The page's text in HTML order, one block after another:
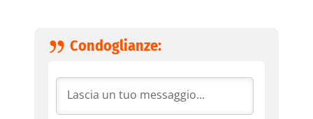
Condoglianze: